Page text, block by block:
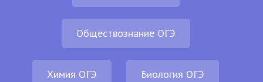
Обществознание ОГЭ
Химия ОГЭ Биология ОГЭ